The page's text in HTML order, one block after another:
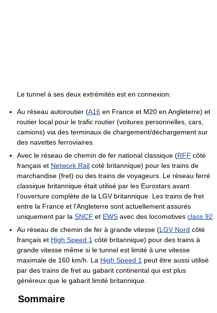
Le tunnel à ses deux extrémités est en connexion:
Au réseau autoroutier (A16 en France et M20 en Angleterre) et
routier local pour le trafic routier (voitures personnelles, cars,
camions) via des terminaux de chargement/déchargement sur
des navettes ferroviaires.
Avec le réseau de chemin de fer national classique (RFF côté
français et Network Rail coté britannique) pour les trains de
marchandise (fret) ou des trains de voyageurs. Le réseau ferré
classique britannique était utilisé par les Eurostars avant
l'ouverture complète de la LGV britannique. Les trains de fret
entre la France et l'Angleterre sont actuellement assurés
uniquement par la SNCF et EWS avec des locomotives class 92
Au réseau de chemin de fer à grande vitesse (LGV Nord côté
français et High Speed 1 côté britannique) pour des trains à
grande vitesse même si le tunnel est limité à une vitesse
maximale de 160 km/h. La High Speed 1 peut être aussi utilisé
par des trains de fret au gabarit continental qui est plus
généreux que le gabarit limité britannique.
Sommaire